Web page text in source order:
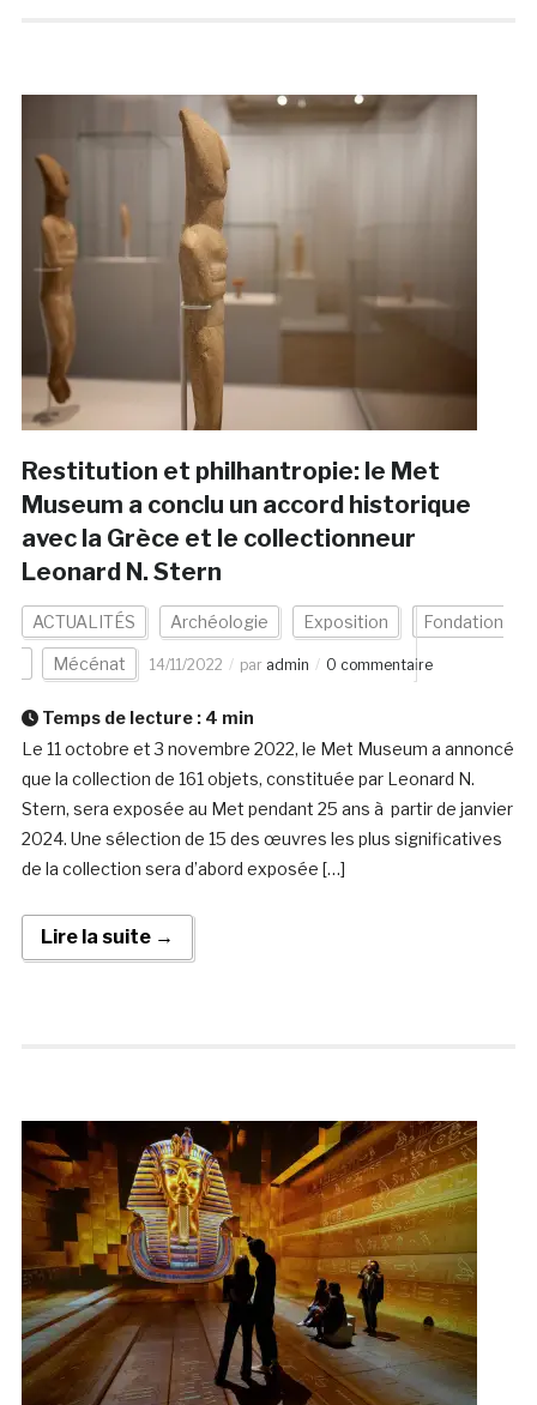
Restitution et philhantropie: le Met
Museum a conclu un accord historique
avec la Grèce et le collectionneur
Leonard N. Stern
ACTUALITÉS Archéologie Exposition Fondation
Mécénat 14/11/2022 par admin 0 commentaire
Temps de lecture : 4 min
Le 11 octobre et 3 novembre 2022, le Met Museum a annoncé
que la collection de 161 objets, constituée par Leonard N.
Stern, sera exposée au Met pendant 25 ans à partir de janvier
2024. Une sélection de 15 des œuvres les plus significatives
de la collection sera d’abord exposée […]
Lire la suite →